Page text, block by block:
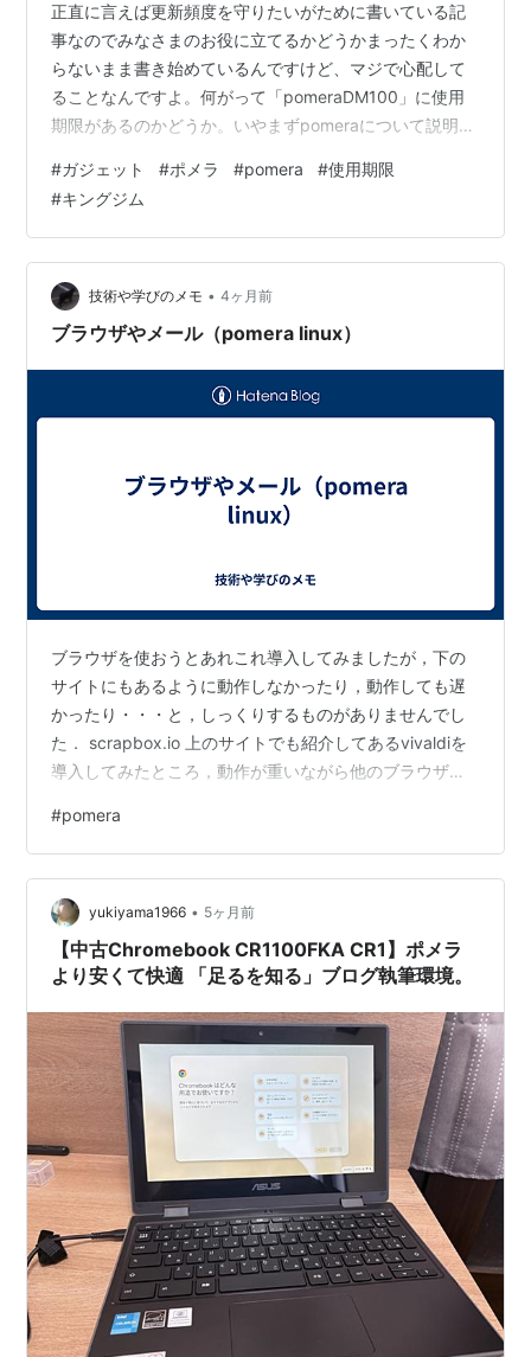
正直に言えば更新頻度を守りたいがために書いている記
事なのでみなさまのお役に立てるかどうかまったくわか
らないまま書き始めているんですけど、マジで心配して
ることなんですよ。何がって「pomeraDM100」に使用
期限があるのかどうか。いやまずpomeraについて説明し
明しますと「pomera」というのは電子文具の一種です。
メーカーはキングジム。オフラインでもひたすらに文章
を打てるすばらしきアイテムで、外見は小さなノートPC
に似ています。要するにワープロみたいなもの。現代ま
で生き延びたワープロの子孫みたいなやつ（⇩）
www.kingjim.co.j…
#ガジェット #ポメラ #pomera #使用期限
#キングジム
技術や学びのメモ • 4ヶ月前
ブラウザやメール（pomera linux）
ブラウザを使おうとあれこれ導入してみましたが，下の
サイトにもあるように動作しなかったり，動作しても遅
かったり・・・と，しっくりするものがありませんでし
た． scrapbox.io 上のサイトでも紹介してあるvivaldiを
導入してみたところ，動作が重いながら他のブラウザよ
版で動作するものはなかったので，古いバージョン（自
己責任）から探しました． ・vivaldi-
stable_XXXX.XXX_armhf.deb などとなっているものを探
してダウンロード・sudo apt-get install ./vivaldi-
stable_XXXX.X…
#pomera
yukiyama1966 • 5ヶ月前
【中古Chromebook CR1100FKA CR1】ポメラ
より安くて快適 「足るを知る」ブログ執筆環境。